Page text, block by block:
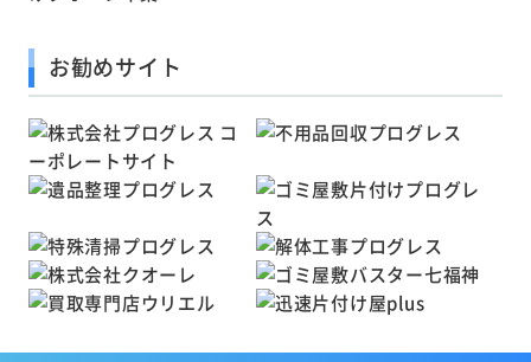
お勧めサイト